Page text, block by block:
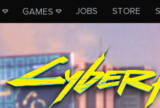
GAMES JOBS STORE